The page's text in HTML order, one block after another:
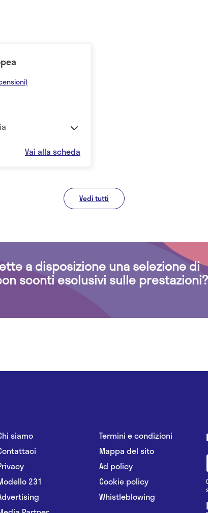
Vai alla scheda
Vedi tutti
a disposizione una selezione di
sconti esclusivi sulle prestazioni?
siamo
231
Termini e condizioni
Mappa del sito
Ad policy
Cookie policy
Whistleblowing